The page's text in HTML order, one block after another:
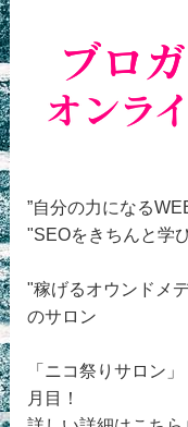
”自分の力になる
"SEOをきちんと学
"稼げるオウンドメ
のサロン
「ニコ祭りサロン
月目！